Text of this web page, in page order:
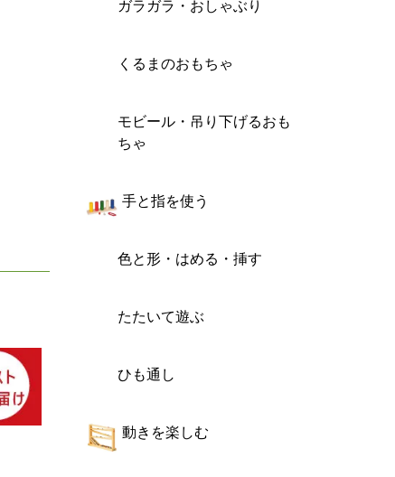
ガラガラ・おしゃぶり
くるまのおもちゃ
モビール・吊り下げるおも
ちゃ
手と指を使う
色と形・はめる・挿す
たたいて遊ぶ
ひも通し
動きを楽しむ